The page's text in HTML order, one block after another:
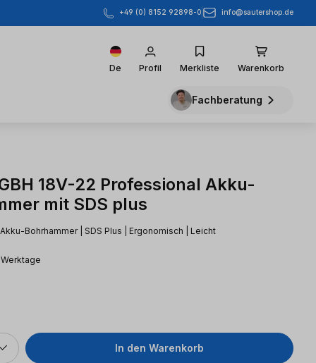
+49 (0) 8152 92898-0 info@sautershop.de
De Profil Merkliste Warenkorb
Fachberatung
18V-22 Professional Akku-
mit SDS plus
Bohrhammer | SDS Plus | Ergonomisch | Leicht
In den Warenkorb